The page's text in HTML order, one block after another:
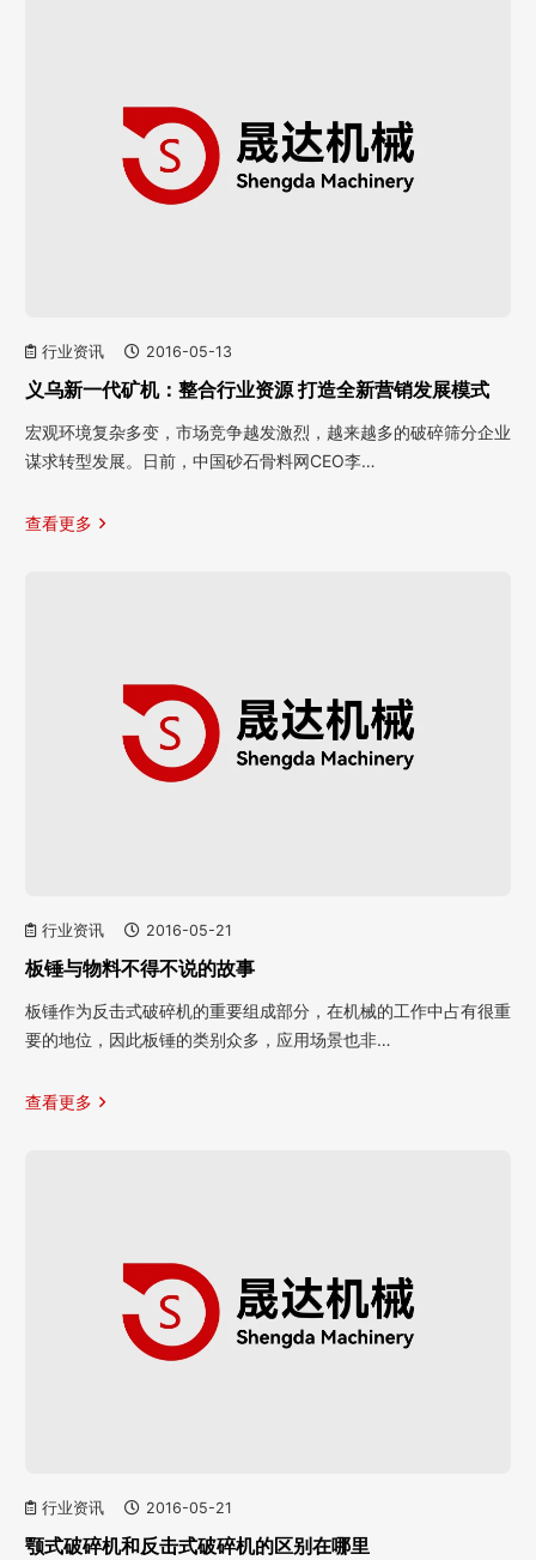
行业资讯 2016-05-13
义乌新一代矿机：整合行业资源 打造全新营销发展模式
宏观环境复杂多变，市场竞争越发激烈，越来越多的破碎筛分企业
谋求转型发展。日前，中国砂石骨料网CEO李…
查看更多
行业资讯 2016-05-21
板锤与物料不得不说的故事
板锤作为反击式破碎机的重要组成部分，在机械的工作中占有很重
要的地位，因此板锤的类别众多，应用场景也非…
查看更多
行业资讯 2016-05-21
颚式破碎机和反击式破碎机的区别在哪里